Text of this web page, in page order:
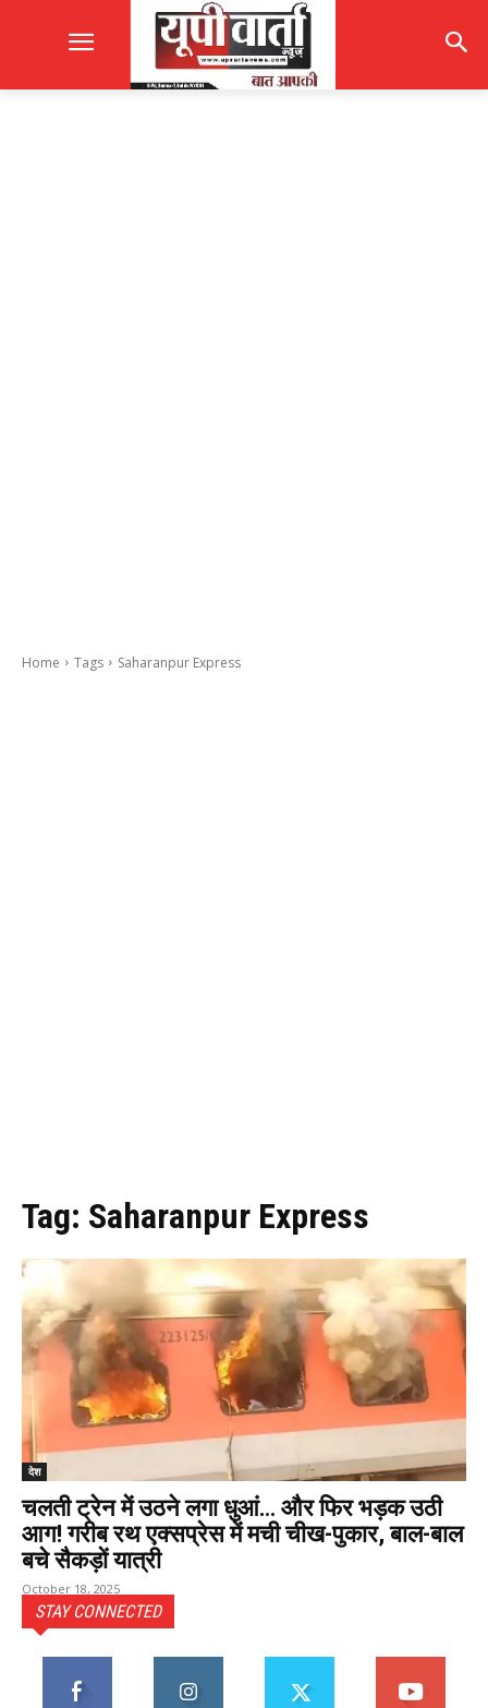
Home Tags Saharanpur Express
Tag: Saharanpur Express
देश
चलती ट्रेन में उठने लगा धुआं… और फिर भड़क उठी
आग! गरीब रथ एक्सप्रेस में मची चीख-पुकार, बाल-बाल
बचे सैकड़ों यात्री
October 18, 2025
STAY CONNECTED